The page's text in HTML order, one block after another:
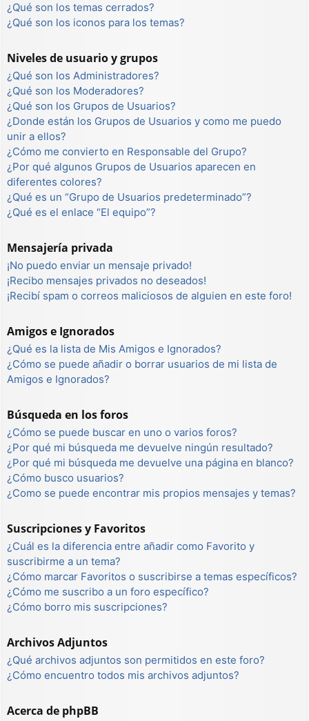
¿Qué son los temas cerrados?
¿Qué son los iconos para los temas?
Niveles de usuario y grupos
¿Qué son los Administradores?
¿Qué son los Moderadores?
¿Qué son los Grupos de Usuarios?
¿Donde están los Grupos de Usuarios y como me puedo
unir a ellos?
¿Cómo me convierto en Responsable del Grupo?
¿Por qué algunos Grupos de Usuarios aparecen en
diferentes colores?
¿Qué es un “Grupo de Usuarios predeterminado”?
¿Qué es el enlace “El equipo”?
Mensajería privada
¡No puedo enviar un mensaje privado!
¡Recibo mensajes privados no deseados!
¡Recibí spam o correos maliciosos de alguien en este foro!
Amigos e Ignorados
¿Qué es la lista de Mis Amigos e Ignorados?
¿Cómo se puede añadir o borrar usuarios de mi lista de
Amigos e Ignorados?
Búsqueda en los foros
¿Cómo se puede buscar en uno o varios foros?
¿Por qué mi búsqueda me devuelve ningún resultado?
¿Por qué mi búsqueda me devuelve una página en blanco?
¿Cómo busco usuarios?
¿Como se puede encontrar mis propios mensajes y temas?
Suscripciones y Favoritos
¿Cuál es la diferencia entre añadir como Favorito y
suscribirme a un tema?
¿Cómo marcar Favoritos o suscribirse a temas específicos?
¿Cómo me suscribo a un foro específico?
¿Cómo borro mis suscripciones?
Archivos Adjuntos
¿Qué archivos adjuntos son permitidos en este foro?
¿Cómo encuentro todos mis archivos adjuntos?
Acerca de phpBB